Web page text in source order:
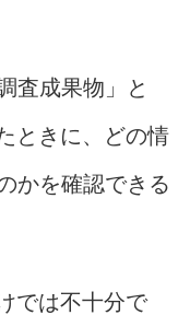
査成果物」と
ときに、どの情
かを確認できる
では不十分で